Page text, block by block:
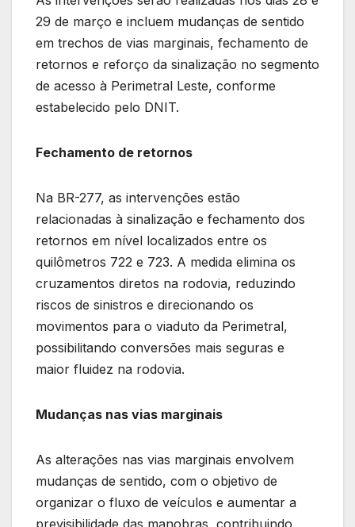
29 de março e incluem mudanças de sentido
em trechos de vias marginais, fechamento de
retornos e reforço da sinalização no segmento
de acesso à Perimetral Leste, conforme
estabelecido pelo DNIT.
Fechamento de retornos
Na BR-277, as intervenções estão
relacionadas à sinalização e fechamento dos
retornos em nível localizados entre os
quilômetros 722 e 723. A medida elimina os
cruzamentos diretos na rodovia, reduzindo
riscos de sinistros e direcionando os
movimentos para o viaduto da Perimetral,
possibilitando conversões mais seguras e
maior fluidez na rodovia.
Mudanças nas vias marginais
As alterações nas vias marginais envolvem
mudanças de sentido, com o objetivo de
organizar o fluxo de veículos e aumentar a